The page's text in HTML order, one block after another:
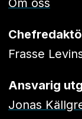
Om oss
Frasse
Ansvarig
Jonas